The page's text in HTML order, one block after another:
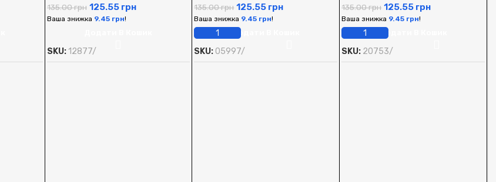
135.00грн 125.55 грн
Ваша знижка 9.45 грн!
SKU: 12877/
135.00грн 125.55 грн
Ваша знижка 9.45 грн!
SKU: 05997/
135.00грн 125.55 грн
Ваша знижка 9.45 грн!
SKU: 20753/